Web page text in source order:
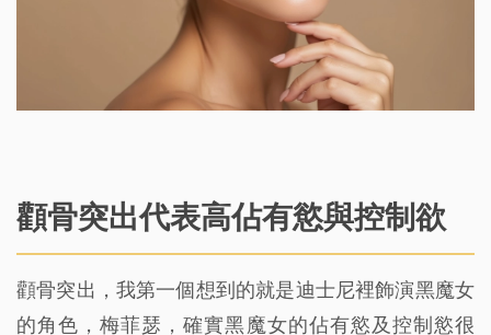
顴骨突出代表高佔有慾與控制欲
顴骨突出，我第一個想到的就是迪士尼裡飾演黑魔女
的角色，梅菲瑟，確實黑魔女的佔有慾及控制慾很